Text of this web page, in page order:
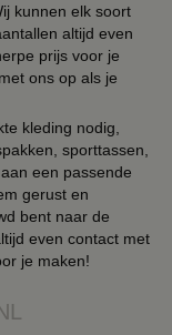
kunnen elk soort
altijd even
prijs voor je
ons op als je
kleding nodig,
sporttassen,
een passende
gerust en
bent naar de
even contact met
je maken!